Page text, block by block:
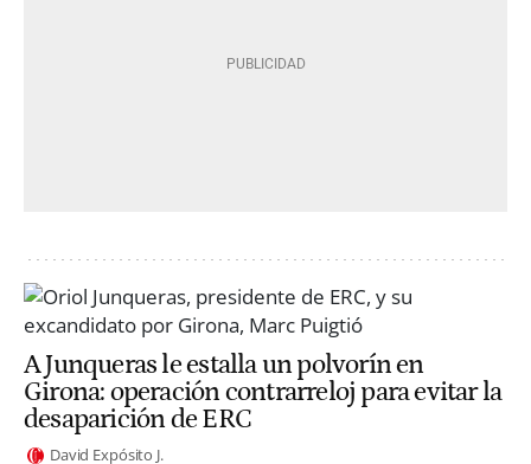
A Junqueras le estalla un polvorín en
Girona: operación contrarreloj para evitar la
desaparición de ERC
David Expósito J.